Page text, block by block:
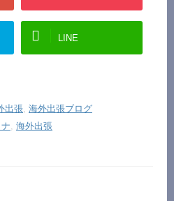
LINE
出張, 海外出張ブログ
, 海外出張